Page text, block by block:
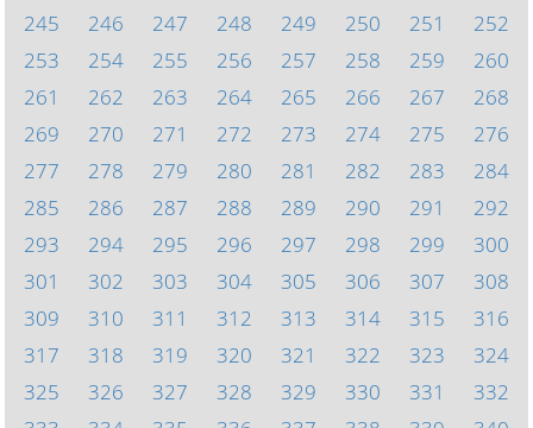
245
246 247 248 249 250 251
252
253
254 255 256 257 258 259
260
261
262 263 264 265 266 267
268
269
270 271 272 273 274 275
276
277
278 279 280 281 282 283
284
285
286 287 288 289 290 291
292
293
294 295 296 297 298 299
300
301
302 303 304 305 306 307
308
309
310 311 312 313 314 315
316
317
318 319 320 321 322 323
324
325
326 327 328 329 330 331
332